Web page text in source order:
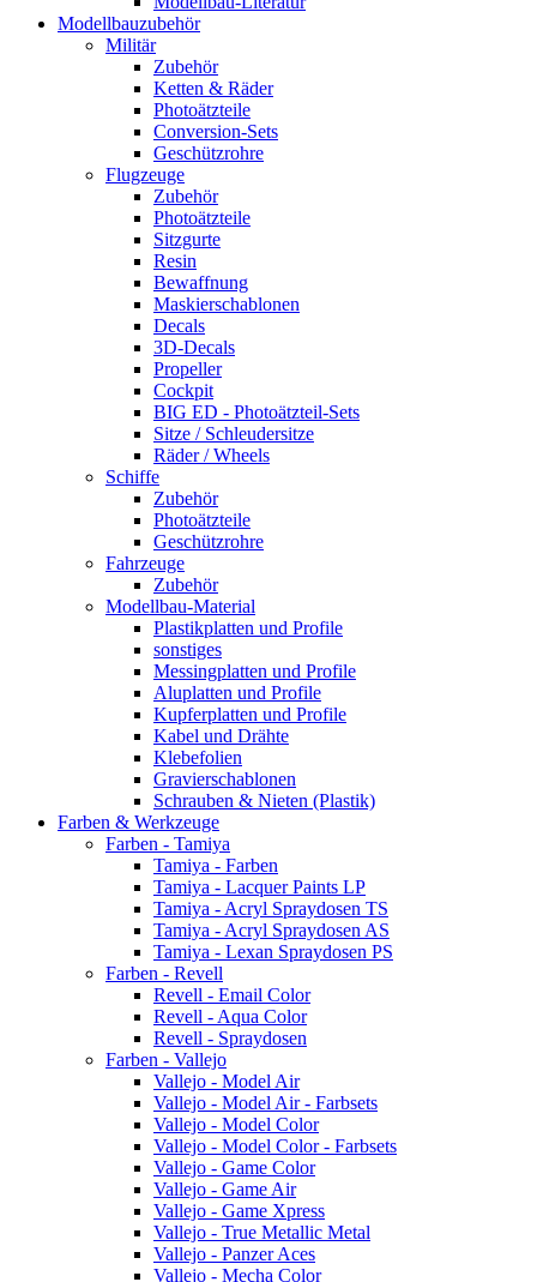
Modellbauzubehör
Militär
Zubehör
Ketten & Räder
Photoätzteile
Conversion-Sets
Geschützrohre
Flugzeuge
Zubehör
Photoätzteile
Sitzgurte
Resin
Bewaffnung
Maskierschablonen
Decals
3D-Decals
Propeller
Cockpit
BIG ED - Photoätzteil-Sets
Sitze / Schleudersitze
Räder / Wheels
Schiffe
Zubehör
Photoätzteile
Geschützrohre
Fahrzeuge
Zubehör
Modellbau-Material
Plastikplatten und Profile
sonstiges
Messingplatten und Profile
Aluplatten und Profile
Kupferplatten und Profile
Kabel und Drähte
Klebefolien
Gravierschablonen
Schrauben & Nieten (Plastik)
Farben & Werkzeuge
Farben - Tamiya
Tamiya - Farben
Tamiya - Lacquer Paints LP
Tamiya - Acryl Spraydosen TS
Tamiya - Acryl Spraydosen AS
Tamiya - Lexan Spraydosen PS
Farben - Revell
Revell - Email Color
Revell - Aqua Color
Revell - Spraydosen
Farben - Vallejo
Vallejo - Model Air
Vallejo - Model Air - Farbsets
Vallejo - Model Color
Vallejo - Model Color - Farbsets
Vallejo - Game Color
Vallejo - Game Air
Vallejo - Game Xpress
Vallejo - True Metallic Metal
Vallejo - Panzer Aces
Vallejo - Mecha Color